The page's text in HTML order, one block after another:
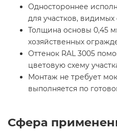
Одностороннее
для участков, видимых
Толщина основы 0,45
хозяйственных
Оттенок RAL 3005
цветовую схему
Монтаж не требует
выполняется по
Сфера